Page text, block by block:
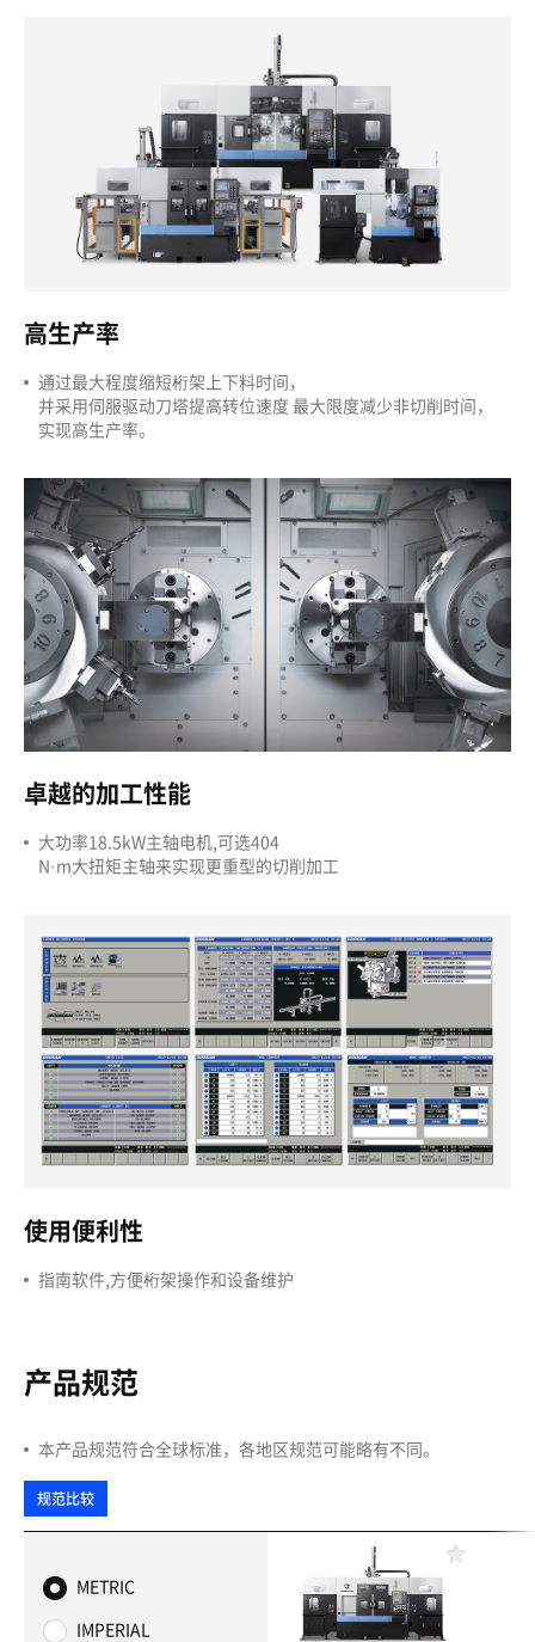
高生产率
通过最大程度缩短桁架上下料时间，
并采用伺服驱动刀塔提高转位速度 最大限度减少非切削时间，
实现高生产率。
卓越的加工性能
大功率18.5kW主轴电机,可选404
N·m大扭矩主轴来实现更重型的切削加工
使用便利性
指南软件,方便桁架操作和设备维护
产品规范
本产品规范符合全球标准，各地区规范可能略有不同。
规范比较
METRIC
IMPERIAL